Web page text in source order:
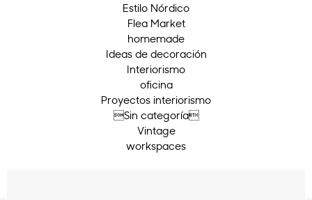
Estilo Nórdico
Flea Market
homemade
Ideas de decoración
Interiorismo
oficina
Proyectos interiorismo
Sin categoría
Vintage
workspaces